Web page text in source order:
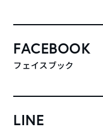
FACEBOOK
フェイスブック
LINE